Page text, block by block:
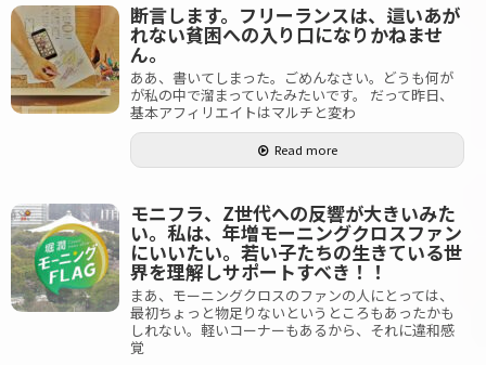
断言します。フリーランスは、這いあが
れない貧困への入り口になりかねませ
ん。
ああ、書いてしまった。ごめんなさい。どうも何が
が私の中で溜まっていたみたいです。 だって昨日、
基本アフィリエイトはマルチと変わ
Read more
モニフラ、Z世代への反響が大きいみた
い。私は、年増モーニングクロスファン
にいいたい。若い子たちの生きている世
界を理解しサポートすべき！！
まあ、モーニングクロスのファンの人にとっては、
最初ちょっと物足りないというところもあったかも
しれない。軽いコーナーもあるから、それに違和感
覚